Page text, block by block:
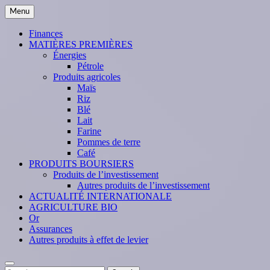
Skip
to
content
Menu
Finances
MATIÈRES PREMIÈRES
Énergies
Pétrole
Produits agricoles
Maïs
Riz
Blé
Lait
Farine
Pommes de terre
Café
PRODUITS BOURSIERS
Produits de l’investissement
Autres produits de l’investissement
ACTUALITÉ INTERNATIONALE
AGRICULTURE BIO
Or
Assurances
Autres produits à effet de levier
Search